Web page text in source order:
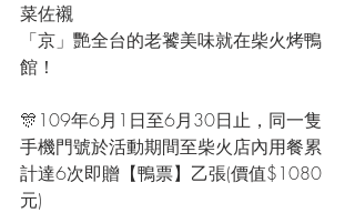
菜佐襯
「京」艷全台的老饕美味就在柴火烤鴨
館！
🎊109年6月1日至6月30日止，同一隻
手機門號於活動期間至柴火店內用餐累
計達6次即贈【鴨票】乙張(價值$1080
元)